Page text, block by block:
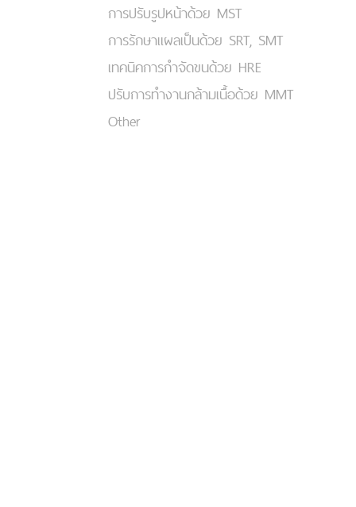
การปรับรูปหน้าด้วย MST
การรักษาแผลเป็นด้วย SRT, SMT
เทคนิคการกำจัดขนด้วย HRE
ปรับการทำงานกล้ามเนื้อด้วย MMT
Other